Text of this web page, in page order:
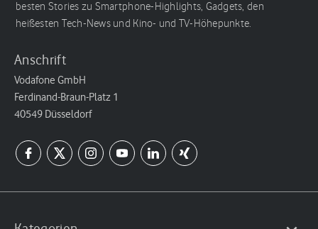
besten Stories zu Smartphone-Highlights, Gadgets, den
heißesten Tech-News und Kino- und TV-Höhepunkte.
Anschrift
Vodafone GmbH
Ferdinand-Braun-Platz 1
40549 Düsseldorf